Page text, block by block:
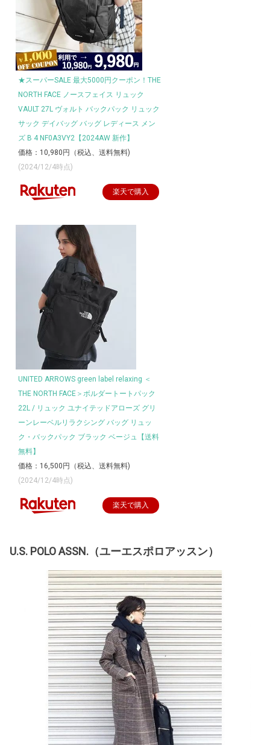
★スーパーSALE 最大5000円クーポン！THE
NORTH FACE ノースフェイス リュック
VAULT 27L ヴォルト バックパック リュック
サック デイバッグ バッグ レディース メン
ズ B 4 NF0A3VY2【2024AW 新作】
価格：10,980円（税込、送料無料)
(2024/12/4時点)
楽天で購入
UNITED ARROWS green label relaxing ＜
THE NORTH FACE＞ボルダートートパック
22L / リュック ユナイテッドアローズ グリ
ーンレーベルリラクシング バッグ リュッ
ク・バックパック ブラック ベージュ【送料
無料】
価格：16,500円（税込、送料無料)
(2024/12/4時点)
楽天で購入
U.S. POLO ASSN.（ユーエスポロアッスン）